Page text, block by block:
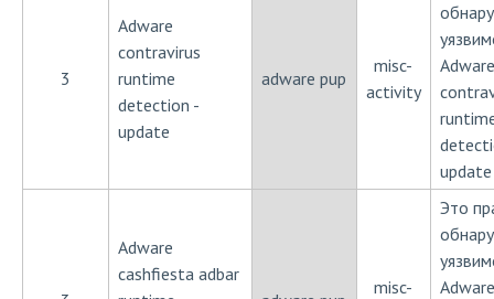
3
Adware
contravirus
runtime
detection -
update
adware pup
misc-
activity
Adware
update
Adware
cashfiesta adbar
misc-
Это
Adware